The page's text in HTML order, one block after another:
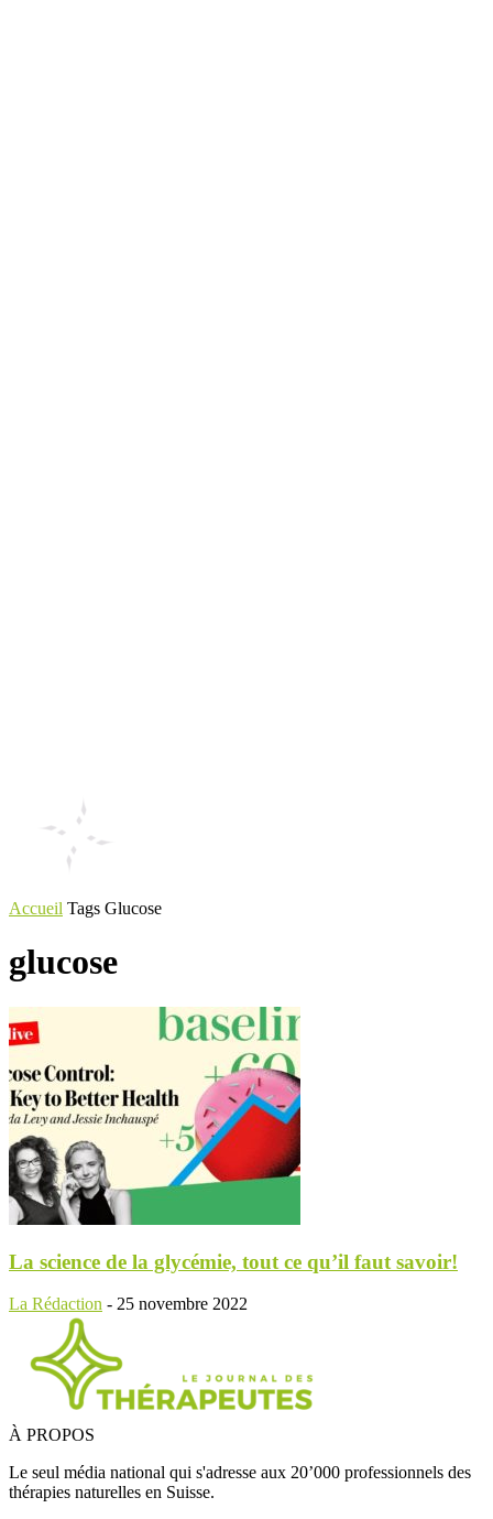
Accueil Tags Glucose
glucose
La science de la glycémie, tout ce qu’il faut savoir!
La Rédaction - 25 novembre 2022
À PROPOS
Le seul média national qui s'adresse aux 20’000 professionnels des
thérapies naturelles en Suisse.